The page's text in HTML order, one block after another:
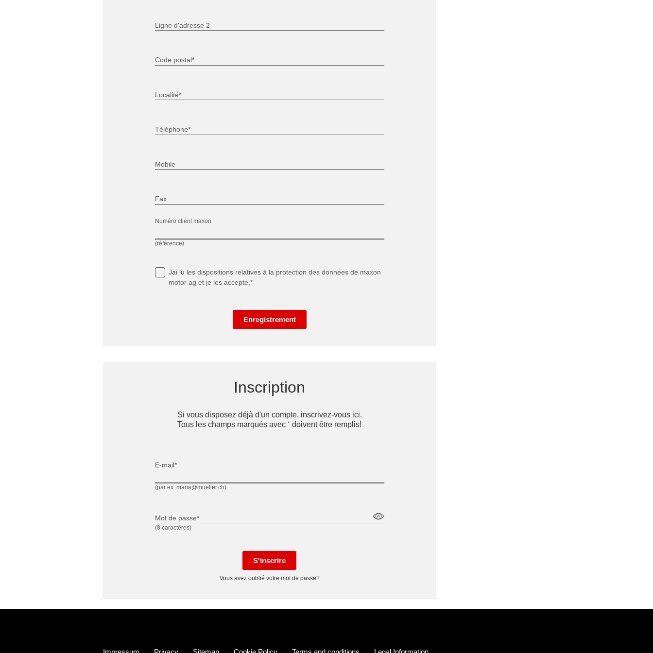
Ligne d'adresse 2
Code postal*
Localité*
Téléphone*
Mobile
Fax
(référence)
Numéro client maxon
Jai lu les dispositions relatives à la protection des donnéesde maxon
motor ag et je les accepte.*
Enregistrement
Inscription
Si vous disposez déjà d'un compte, inscrivez-vous ici.
Tous les champs marqués avec * doivent être remplis!
(par ex. maria@mueller.ch)
E-mail*
(8 caractères)
Mot de passe*
S'inscrire
Vous avez oublié votre mot de passe?